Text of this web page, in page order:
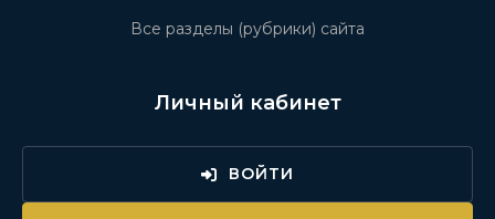
Все разделы (рубрики) сайта
Личный кабинет
ВОЙТИ